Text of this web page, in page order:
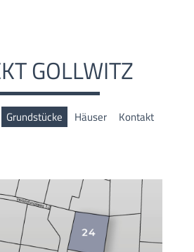
GOLLWITZ
Grundstücke Häuser Kontakt